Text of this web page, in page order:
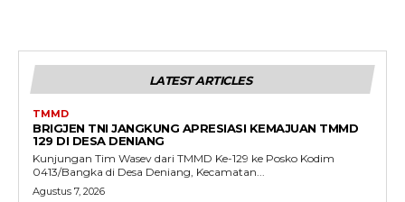
LATEST ARTICLES
TMMD
BRIGJEN TNI JANGKUNG APRESIASI KEMAJUAN TMMD
129 DI DESA DENIANG
Kunjungan Tim Wasev dari TMMD Ke-129 ke Posko Kodim
0413/Bangka di Desa Deniang, Kecamatan...
Agustus 7, 2026